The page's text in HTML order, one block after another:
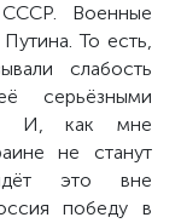
Военные
То есть,
слабость
серьёзными
И, как мне
не станут
это вне
победу в